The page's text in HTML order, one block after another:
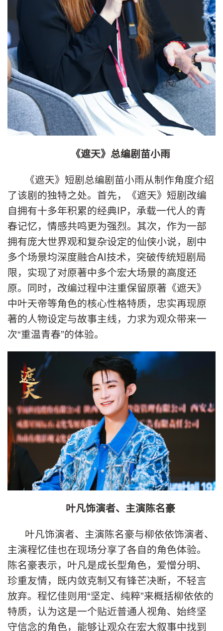
《遮天》总编剧苗小雨
《遮天》短剧总编剧苗小雨从制作角度介绍
了该剧的独特之处。首先，《遮天》短剧改编
自拥有十多年积累的经典IP，承载一代人的青
春记忆，情感共鸣更为强烈。其次，作为一部
拥有庞大世界观和复杂设定的仙侠小说，剧中
多个场景均深度融合AI技术，突破传统短剧局
限，实现了对原著中多个宏大场景的高度还
原。同时，改编过程中注重保留原著《遮天》
中叶天帝等角色的核心性格特质，忠实再现原
著的人物设定与故事主线，力求为观众带来一
次“重温青春”的体验。
叶凡饰演者、主演陈名豪
叶凡饰演者、主演陈名豪与柳依依饰演者、
主演程忆佳也在现场分享了各自的角色体验。
陈名豪表示，叶凡是成长型角色，爱憎分明、
珍重友情，既内敛克制又有锋芒决断，不轻言
放弃。程忆佳则用“坚定、纯粹”来概括柳依依的
特质，认为这是一个贴近普通人视角、始终坚
守信念的角色，能够让观众在宏大叙事中找到